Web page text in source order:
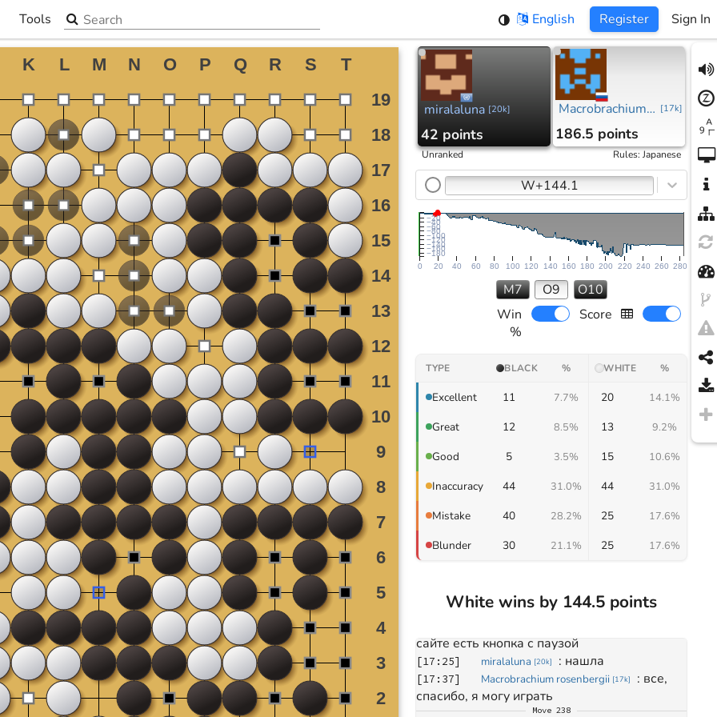
Tools
▼
Search the site English Register Sign In
miralaluna [20k]
42 points
Macrobrachium rosenbergii [17k]
186.5 points
Unranked Rules:Japanese
W+144.1
0 20 40 60 80 100 120 140 160 180 200 220 240 260 280
−180
−160
−140
−120
−100
−80
−60
−40
−20
M7 O9
O10
Win
%
Score
TYPE BLACK % WHITE %
Excellent 11 7.7% 20 14.1%
Great 12 8.5% 13 9.2%
Good 5 3.5% 15 10.6%
Inaccuracy 44 31.0% 44 31.0%
Mistake 40 28.2% 25 17.6%
Blunder 30 21.1% 25 17.6%
White wins by 144.5 points
Move
1
16:23] Macrobrachium rosenbergii [
приятной игры
Move 5
[
Move 205
[
можешь приостановить партию?
[
Move 206
17:24] miralaluna [ 20k ] : да, а куда нажать
сайте есть кнопка с паузой
[17:25] miralaluna [20k] : нашла
[17:37] Macrobrachium rosenbergii [17k] : все,
спасибо, я могу играть
Move 238